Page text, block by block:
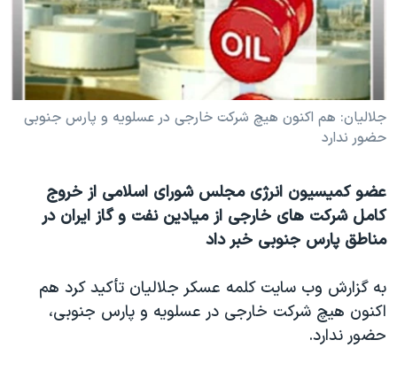
فرهنگ و زندگی
حقوق شهروندی
علم و فناوری
اسرائیل در جنگ
آرشیو پخش زنده
مستندها
انتخابات ریاست جمهوری آمریکا ۲۰۲۴
حمله جمهوری اسلامی به اسرائیل
رمز مهسا
ورزش زنان در ایران
مجموعه مستندهای دادخواهی
تریبونال مردمی آبان ۹۸
چهل سال گروگان‌گیری
قانون شفافیت دارائی کادر رهبری ایران
دنبال کنید
زبانهای مختلف
جلاليان: هم اکنون هيچ شرکت خارجی در عسلويه و پارس جنوبی
حضور ندارد
عضو کميسيون انرژی مجلس شورای اسلامی از خروج
کامل شرکت های خارجی از ميادين نفت و گاز ايران در
مناطق پارس جنوبی خبر داد
به گزارش وب سايت کلمه عسکر جلاليان تأکيد کرد هم
اکنون هيچ شرکت خارجی در عسلويه و پارس جنوبی،
حضور ندارد.